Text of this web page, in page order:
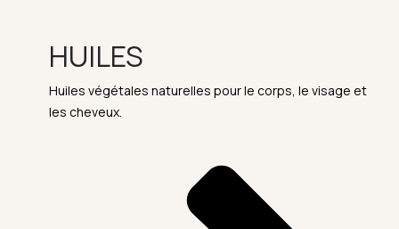
HUILES
Huiles végétales naturelles pour le corps, le visage et
les cheveux.